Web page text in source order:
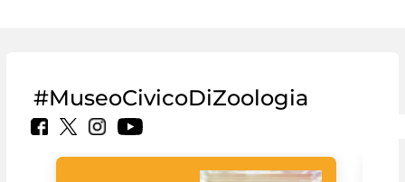
#MuseoCivicoDiZoologia